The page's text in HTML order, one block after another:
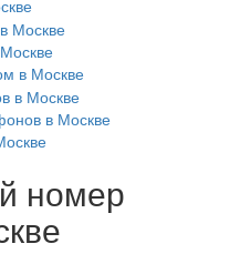
Москве
в Москве
в Москве
в Москве
номер